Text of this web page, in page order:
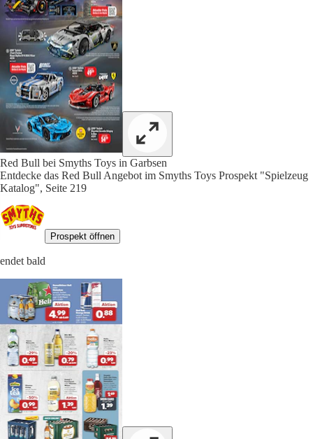
Red Bull bei Smyths Toys in Garbsen
Entdecke das Red Bull Angebot im Smyths Toys Prospekt "Spielzeug
Katalog", Seite 219
Prospekt öffnen
endet bald